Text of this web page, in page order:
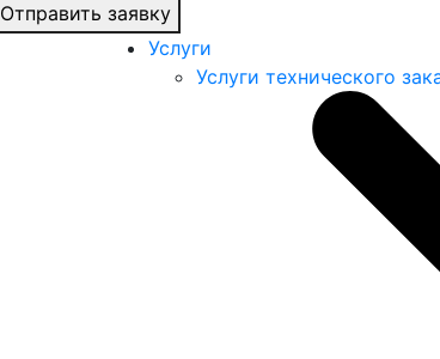
Отправить заявку
Услуги
Услуги технического